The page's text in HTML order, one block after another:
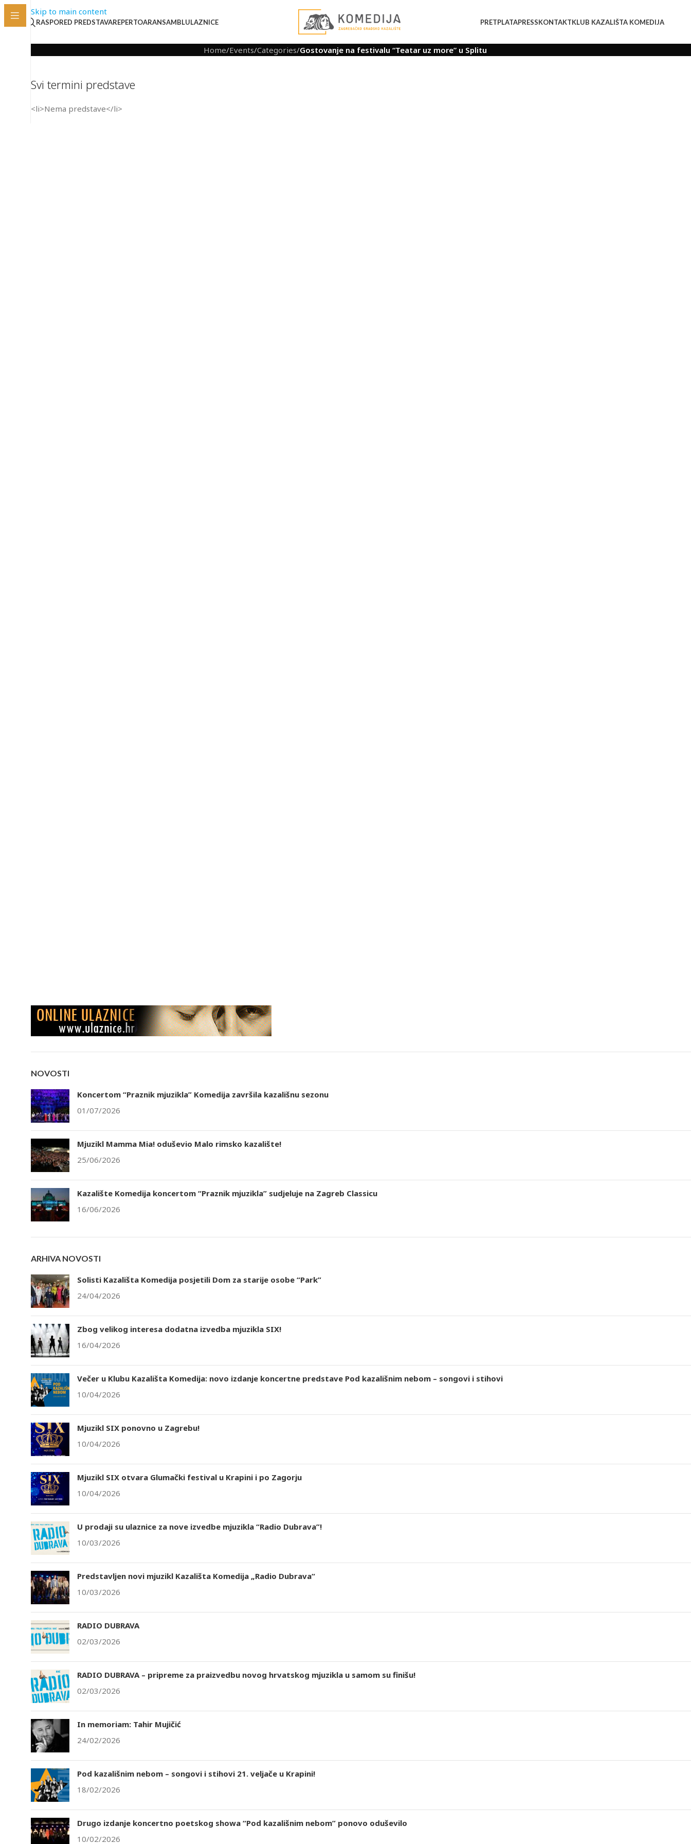
Skip to main content
RASPORED PREDSTAVAREPERTOARANSAMBLULAZNICE PRETPLATAPRESSKONTAKTKLUB KAZALIŠTA KOMEDIJA
Home/Events/Categories/Gostovanje na festivalu “Teatar uz more” u Splitu
Svi termini predstave
<li>Nema predstave</li>
NOVOSTI
Koncertom “Praznik mjuzikla” Komedija završila kazališnu sezonu
01/07/2026
Mjuzikl Mamma Mia! oduševio Malo rimsko kazalište!
25/06/2026
Kazalište Komedija koncertom “Praznik mjuzikla” sudjeluje na Zagreb Classicu
16/06/2026
ARHIVA NOVOSTI
Solisti Kazališta Komedija posjetili Dom za starije osobe “Park”
24/04/2026
Zbog velikog interesa dodatna izvedba mjuzikla SIX!
16/04/2026
Večer u Klubu Kazališta Komedija: novo izdanje koncertne predstave Pod kazališnim nebom – songovi i stihovi
10/04/2026
Mjuzikl SIX ponovno u Zagrebu!
10/04/2026
Mjuzikl SIX otvara Glumački festival u Krapini i po Zagorju
10/04/2026
U prodaji su ulaznice za nove izvedbe mjuzikla “Radio Dubrava”!
10/03/2026
Predstavljen novi mjuzikl Kazališta Komedija „Radio Dubrava“
10/03/2026
RADIO DUBRAVA
02/03/2026
RADIO DUBRAVA – pripreme za praizvedbu novog hrvatskog mjuzikla u samom su finišu!
02/03/2026
In memoriam: Tahir Mujičić
24/02/2026
Pod kazališnim nebom – songovi i stihovi 21. veljače u Krapini!
18/02/2026
Drugo izdanje koncertno poetskog showa “Pod kazališnim nebom” ponovo oduševilo
10/02/2026